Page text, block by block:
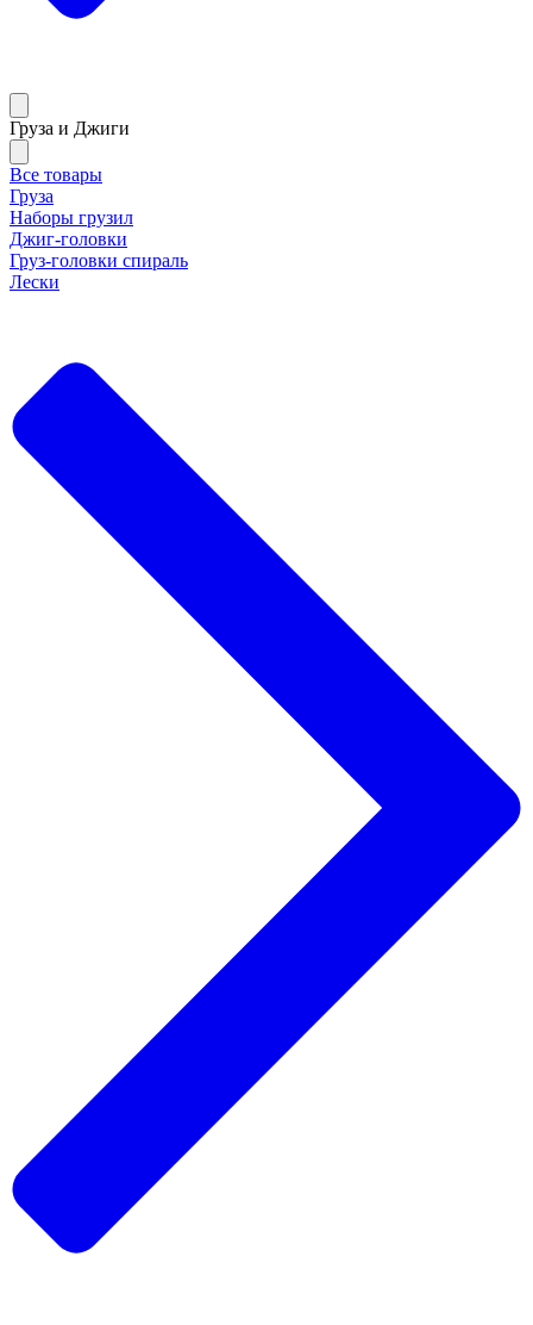
Груза и Джиги
Все товары
Груза
Наборы грузил
Джиг-головки
Груз-головки спираль
Лески